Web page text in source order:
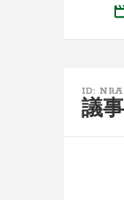
ID:
議